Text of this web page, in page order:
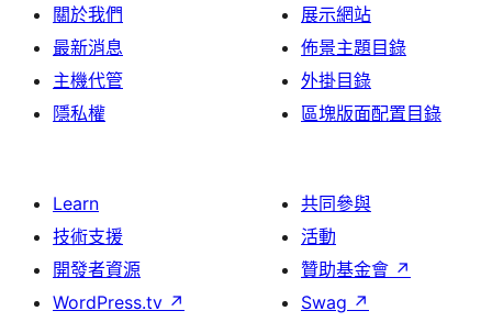
關於我們
最新消息
主機代管
隱私權
展示網站
佈景主題目錄
外掛目錄
區塊版面配置目錄
Learn
技術支援
開發者資源
WordPress.tv ↗
共同參與
活動
贊助基金會 ↗
Swag ↗